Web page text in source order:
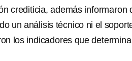
crediticia, además informaron
un análisis técnico ni el
los indicadores que